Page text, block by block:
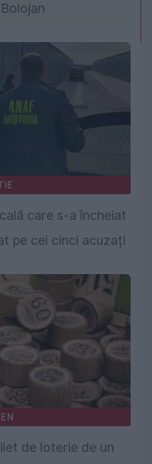
care s-a încheiat
pe cei cinci acuzați
de loterie de un